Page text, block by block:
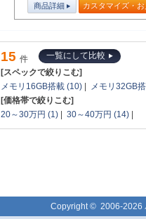
商品詳細 カスタマイズ・
15 件
一覧にして比較
[スペックで絞りこむ]
メモリ16GB搭載 (10)
メモリ32GB
[価格帯で絞りこむ]
20～30万円 (1)
30～40万円 (14)
Copyright © 2006-2026